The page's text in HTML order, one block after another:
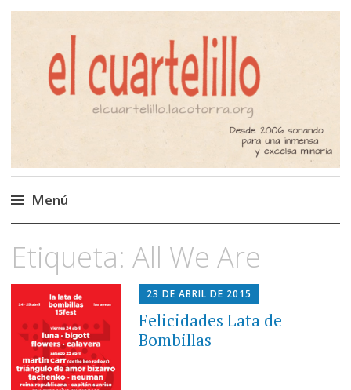
El Cuartelillo
Programa de radio de música
independiente. Podcast
Menú
al
contenido
Etiqueta: All We Are
23 DE ABRIL DE 2015
Felicidades Lata de
Bombillas